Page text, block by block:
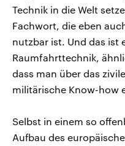
Technik in die Welt
Fachwort, die eben
nutzbar ist. Und das ist
Raumfahrttechnik,
dass man über das
militärische Know-how
Selbst in einem so
Aufbau des